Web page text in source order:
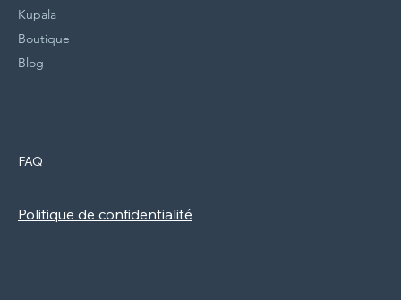
Kupala
Boutique
Blog
FAQ
Politique de confidentialité